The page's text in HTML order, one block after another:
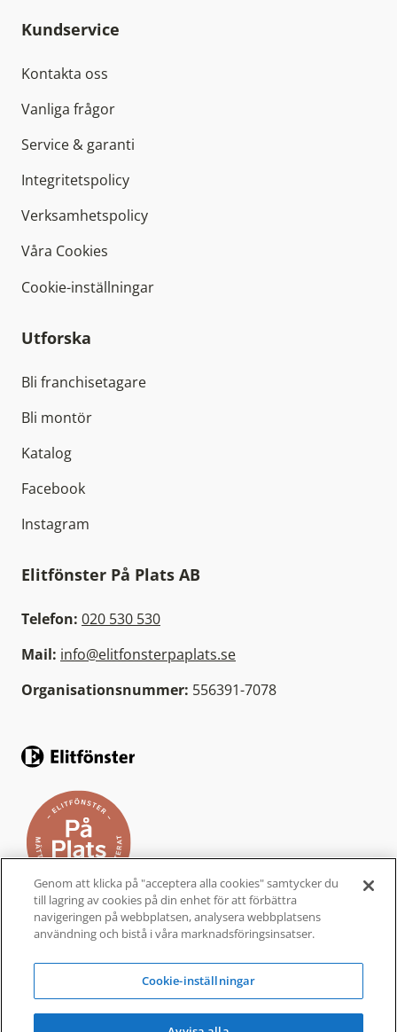
Kundservice
Kontakta oss
Vanliga frågor
Service & garanti
Integritetspolicy
Verksamhetspolicy
Våra Cookies
Cookie-inställningar
Utforska
Bli franchisetagare
Bli montör
Katalog
Facebook
Instagram
Elitfönster På Plats AB
Telefon: 020 530 530
Mail: info@elitfonsterpaplats.se
Organisationsnummer: 556391-7078
Elitfönster På Plats är ett helhetskoncept från
Elitfönster, för dig som vill byta fönster och
Genom att klicka på "acceptera alla cookies" samtycker du
till lagring av cookies på din enhet för att förbättra
navigeringen på webbplatsen, analysera webbplatsens
användning och bistå i våra marknadsföringsinsatser.
Cookie-inställningar